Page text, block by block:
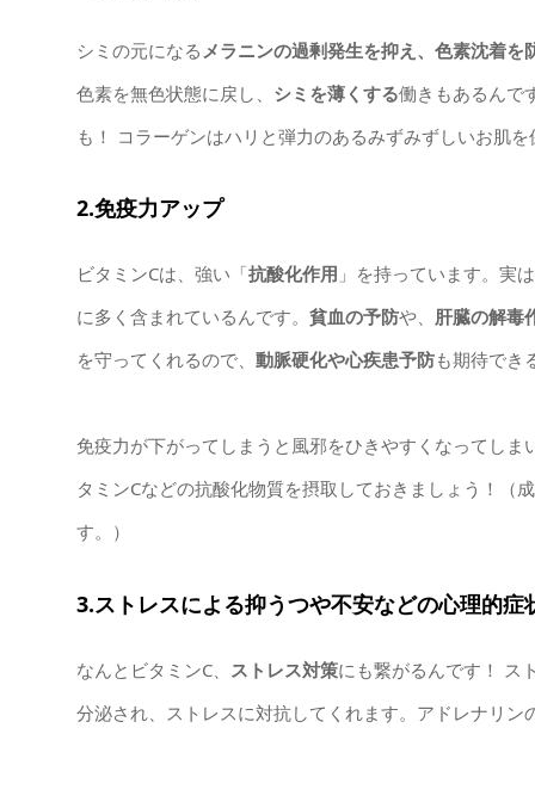
シミの元になる メラニンの過剰発生を抑え、色素沈着を
色素を無色状態に戻し、 シミを薄くする働きもあるんで
も！ コラーゲンはハリと弾力のあるみずみずしいお肌
2.免疫力アップ
ビタミンCは、強い「抗酸化作用 」を持っています。実
に多く含まれているんです。 貧血の予防や、 肝臓の解毒
を守ってくれるので、 動脈硬化や心疾患予防も期待でき
免疫力が下がってしまうと風邪をひきやすくなってし
タミンCなどの抗酸化物質を摂取しておきましょう！
す。）
3.ストレスによる抑うつや不安などの心理的症
なんとビタミンC、 ストレス対策にも繋がるんです！ ス
分泌され、ストレスに対抗してくれます。アドレナリン